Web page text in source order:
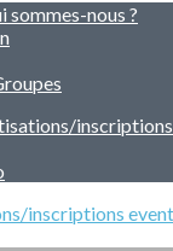
sommes-nous ?
inscriptions
inscriptions